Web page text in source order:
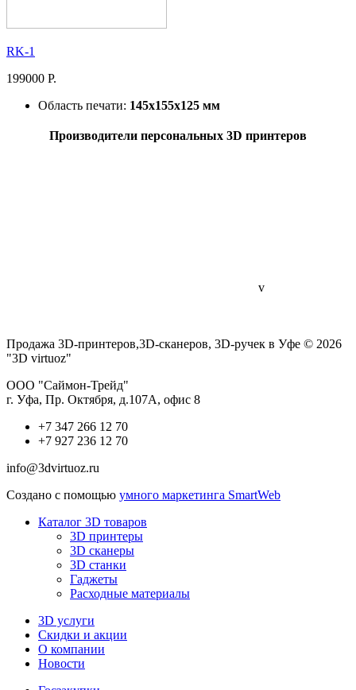
RK-1
199000 Р.
Область печати: 145x155x125 мм
Производители персональных 3D принтеров
v
Продажа 3D-принтеров,3D-сканеров, 3D-ручек в Уфе © 2026
"3D virtuoz"
ООО "Саймон-Трейд"
г. Уфа, Пр. Октября, д.107А, офис 8
+7 347 266 12 70
+7 927 236 12 70
info@3dvirtuoz.ru
Создано с помощью умного маркетинга SmartWeb
Каталог 3D товаров
3D принтеры
3D сканеры
3D станки
Гаджеты
Расходные материалы
3D услуги
Скидки и акции
О компании
Новости